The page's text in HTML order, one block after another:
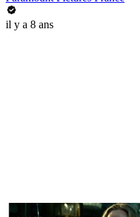
il y a 8 ans